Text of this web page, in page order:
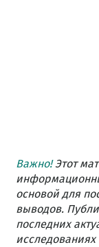
Важно!Этот
основой для
выводов.
последних